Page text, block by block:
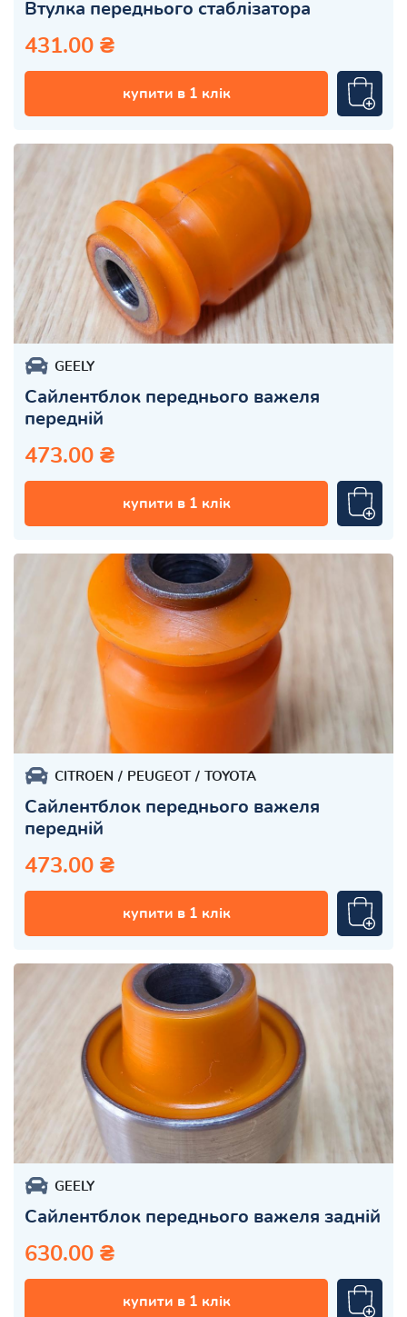
Втулка переднього стаблізатора
431.00 ₴
купити в 1 клік
GEELY
Сайлентблок переднього важеля
передній
473.00 ₴
купити в 1 клік
CITROEN PEUGEOT TOYOTA
Сайлентблок переднього важеля
передній
473.00 ₴
купити в 1 клік
GEELY
Сайлентблок переднього важеля задній
630.00 ₴
купити в 1 клік